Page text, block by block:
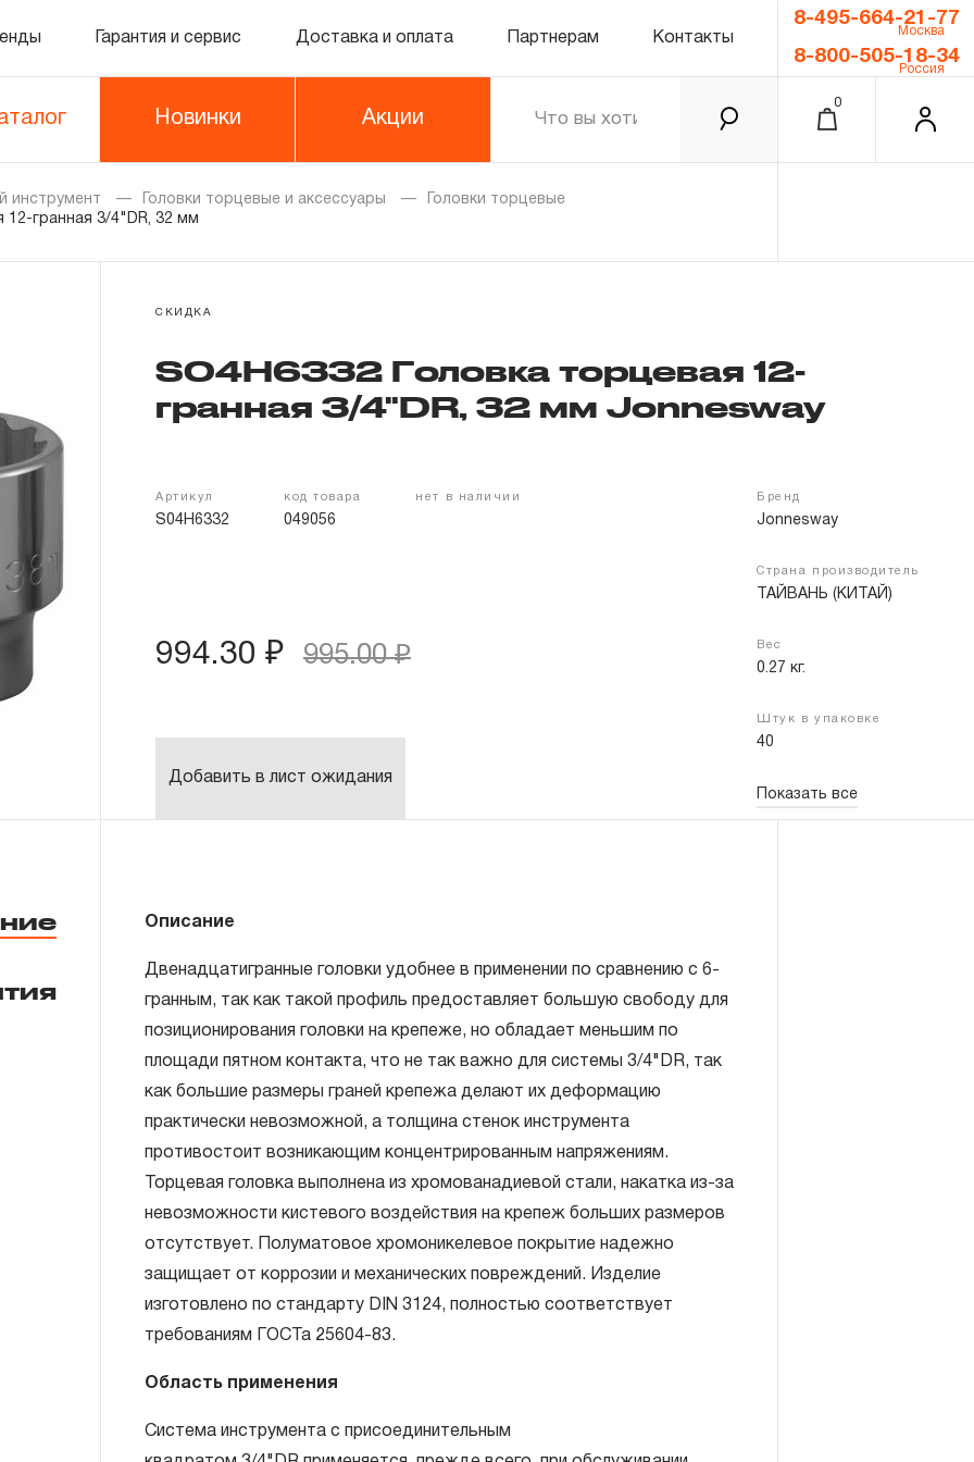
Гарантия и сервис Доставка и оплата Партнерам Контакты
8-495-664-21-77
Москва
8-800-505-18-34
Россия
Новинки Акции
0
Итого
Регистрация
инструмент Головки торцевые и аксессуары
Головки торцевые
12-гранная 3/4"DR, 32 мм
СКИДКА
S04H6332 Головка торцевая 12-
гранная 3/4"DR, 32 мм Jonnesway
Артикул
S04H6332
код товара
049056
нет в наличии Бренд
Jonnesway
Страна производитель
ТАЙВАНЬ (КИТАЙ)
Вес
0.27 кг.
Штук в упаковке
40
Показать все
994.30 ₽ 995.00 ₽
Добавить в лист ожидания
Описание
Двенадцатигранные головки удобнее в применении по сравнению с 6-
гранным, так как такой профиль предоставляет большую свободу для
позиционирования головки на крепеже, но обладает меньшим по
площади пятном контакта, что не так важно для системы 3/4"DR, так
как большие размеры граней крепежа делают их деформацию
практически невозможной, а толщина стенок инструмента
противостоит возникающим концентрированным напряжениям.
Торцевая головка выполнена из хромованадиевой стали, накатка из-за
невозможности кистевого воздействия на крепеж больших размеров
отсутствует. Полуматовое хромоникелевое покрытие надежно
защищает от коррозии и механических повреждений. Изделие
изготовлено по стандарту DIN 3124, полностью соответствует
требованиям ГОСТа 25604-83.
Область применения
Система инструмента с присоединительным
ГАРАНТИЙНЫЕ ОБЯЗАТЕЛЬСТВА.
Понятие «ПОЖИЗНЕННАЯ ГАРАНТИЯ».
соблюдения покупателем (потребителем) правил эксплуатации,
слесарно-монтажного инструмента.